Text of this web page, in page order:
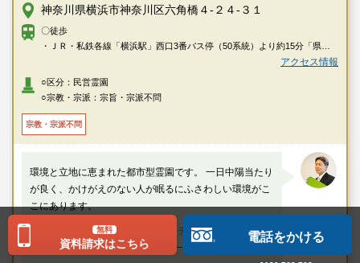
神奈川県横浜市神奈川区六角橋４-２４-３１
〇徒歩
・ＪＲ・私鉄各線「横浜駅」西口3番バス停（50系統）より約15分「県営
・東急東横線「反町駅」より徒歩で約17分
〇車
・第三京浜道路「三ツ沢ランプ」より車で約5分
アクセス情報
○区分：民営霊園
○宗教・宗派：宗旨・宗派不問
宗教・宗派不問
環境と立地に恵まれた都市型霊園です。 一日中陽当たり
が良く、かけがえのない人が眠るにふさわしい環境がこ
こにあります。
厚生労働省認定 葬祭ディレクター技能審査
1級葬祭ディレクター 田中（業界歴15年）
無料
資料請求はこちら 電話をかける